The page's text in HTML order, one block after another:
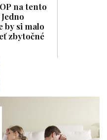
na tento
by si malo
zbytočné